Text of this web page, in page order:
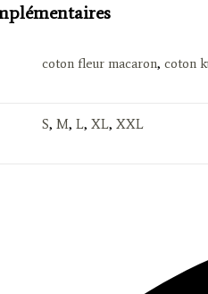
coton fleur macaron,coton
S,M,L,XL,XXL